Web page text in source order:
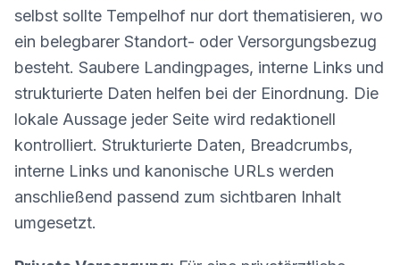
selbst sollte Tempelhof nur dort thematisieren, wo
ein belegbarer Standort- oder Versorgungsbezug
besteht. Saubere Landingpages, interne Links und
strukturierte Daten helfen bei der Einordnung. Die
lokale Aussage jeder Seite wird redaktionell
kontrolliert. Strukturierte Daten, Breadcrumbs,
interne Links und kanonische URLs werden
anschließend passend zum sichtbaren Inhalt
umgesetzt.